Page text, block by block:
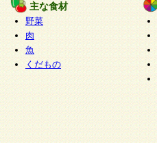
主な食材
野菜
肉
魚
くだもの